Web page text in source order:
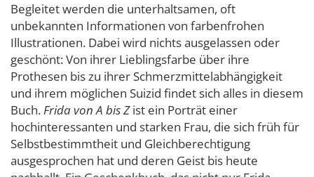
Begleitet werden die unterhaltsamen, oft
unbekannten Informationen von farbenfrohen
Illustrationen. Dabei wird nichts ausgelassen oder
geschönt: Von ihrer Lieblingsfarbe über ihre
Prothesen bis zu ihrer Schmerzmittelabhängigkeit
und ihrem möglichen Suizid findet sich alles in diesem
Buch.Frida von A bis Zist ein Porträt einer
hochinteressanten und starken Frau, die sich früh für
Selbstbestimmtheit und Gleichberechtigung
ausgesprochen hat und deren Geist bis heute